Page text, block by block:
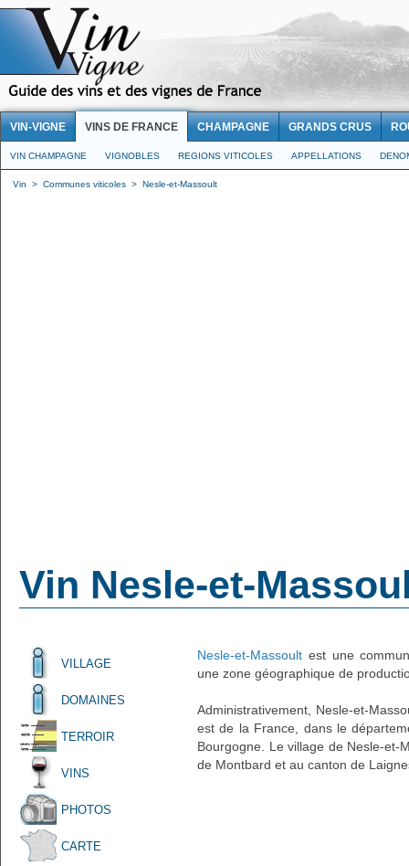
VIN-VIGNE VINS DE FRANCE CHAMPAGNE GRANDS CRUS
VIN CHAMPAGNE VIGNOBLES REGIONS VITICOLES APPELLATIONS
Vin > Communes viticoles > Nesle-et-Massoult
Vin Nesle-et-
VILLAGE
DOMAINES
TERROIR
VINS
PHOTOS
CARTE
Nesle-et-Massoult est une
une zone géographique de
Administrativement, Nesle-et-
est de la France, dans le
Bourgogne. Le village de Nesle-et-
de Montbard et au canton de